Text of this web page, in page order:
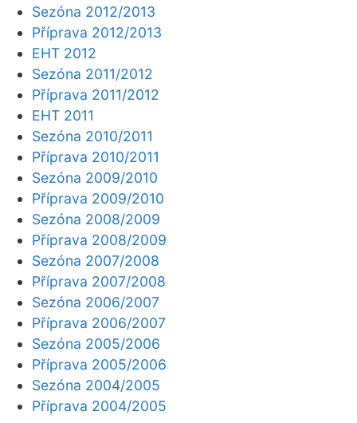
Sezóna 2012/2013
Příprava 2012/2013
EHT 2012
Sezóna 2011/2012
Příprava 2011/2012
EHT 2011
Sezóna 2010/2011
Příprava 2010/2011
Sezóna 2009/2010
Příprava 2009/2010
Sezóna 2008/2009
Příprava 2008/2009
Sezóna 2007/2008
Příprava 2007/2008
Sezóna 2006/2007
Příprava 2006/2007
Sezóna 2005/2006
Příprava 2005/2006
Sezóna 2004/2005
Příprava 2004/2005